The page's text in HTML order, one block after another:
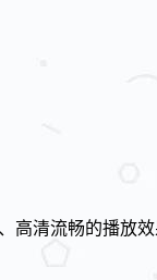
高清流畅的播放